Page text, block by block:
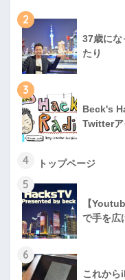
2
37歳にな
たり
3
Beck's
Twitterア
4 トップページ
5
【
で手を広
6
これから